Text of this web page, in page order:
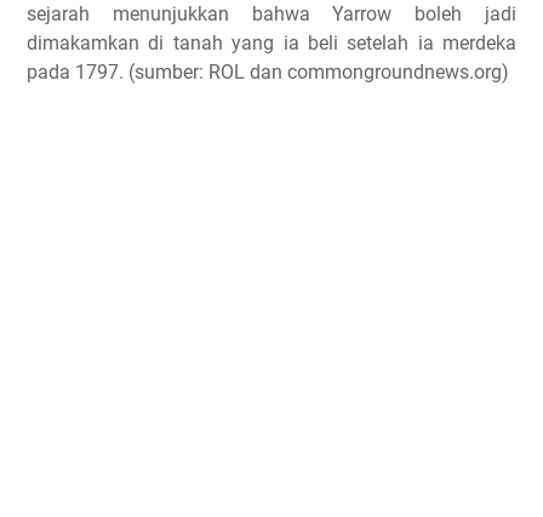
sejarah menunjukkan bahwa Yarrow boleh jadi
dimakamkan di tanah yang ia beli setelah ia merdeka
pada 1797. (sumber: ROL dan commongroundnews.org)